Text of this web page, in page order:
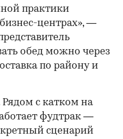
практики
центрах», —
обед можно через
по району и
с катком на
фудтрак —
сценарий